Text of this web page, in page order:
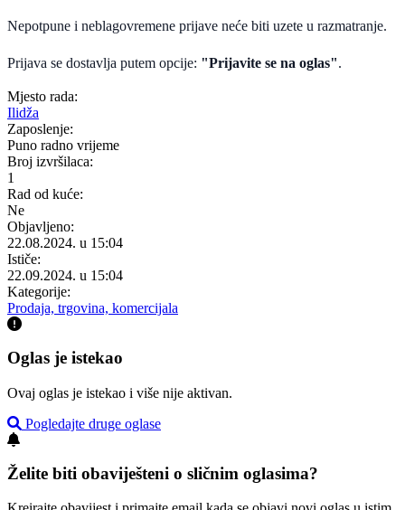
Nepotpune i neblagovremene prijave neće biti uzete u razmatranje.
Prijava se dostavlja putem opcije: "Prijavite se na oglas".
Mjesto rada:
Ilidža
Zaposlenje:
Puno radno vrijeme
Broj izvršilaca:
1
Rad od kuće:
Ne
Objavljeno:
22.08.2024. u 15:04
Ističe:
22.09.2024. u 15:04
Kategorije:
Prodaja, trgovina, komercijala
Oglas je istekao
Ovaj oglas je istekao i više nije aktivan.
Pogledajte druge oglase
Želite biti obaviješteni o sličnim oglasima?